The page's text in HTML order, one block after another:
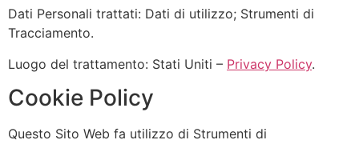
Dati Personali trattati: Dati di utilizzo; Strumenti di
Tracciamento.
Luogo del trattamento: Stati Uniti – Privacy Policy.
Cookie Policy
Questo Sito Web fa utilizzo di Strumenti di